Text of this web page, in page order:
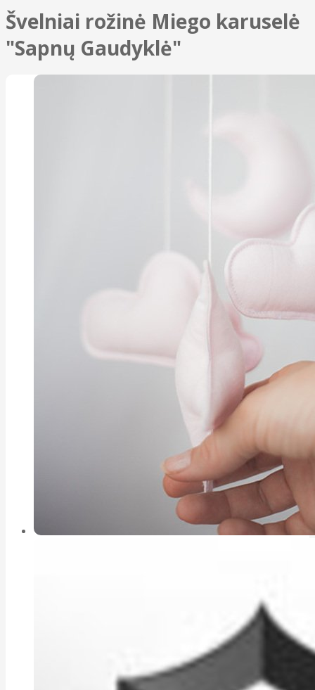
Švelniai rožinė Miego karuselė
"Sapnų Gaudyklė"